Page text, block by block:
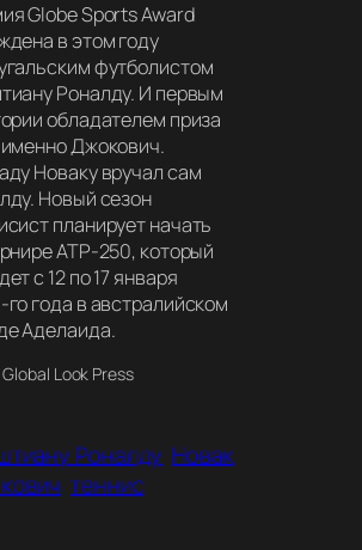
Globe Sports Award
в этом году
футболистом
Роналду. И первым
обладателем приза
Джокович.
Новаку вручал сам
Новый сезон
планирует начать
АТР-250, который
с 12 по 17 января
года в австралийском
Аделаида.
Look Press
Роналду Новак
теннис